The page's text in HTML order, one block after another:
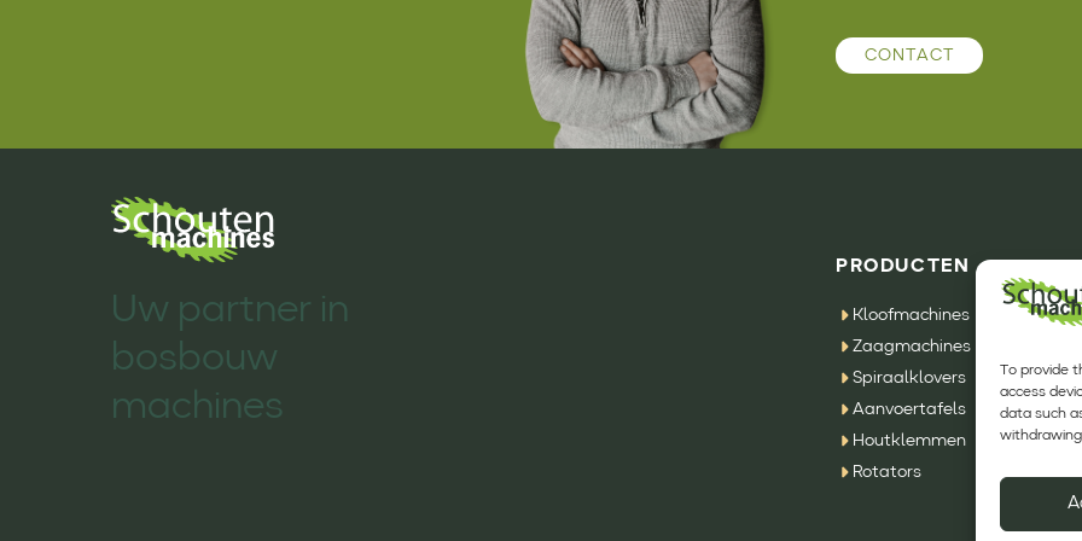
To provide
access
data such
CONTACT
Uw partner in
bosbouw
machines
PRODUCTEN
Kloofmachines
Zaagmachines
Spiraalklovers
Aanvoertafels
Houtklemmen
Rotators